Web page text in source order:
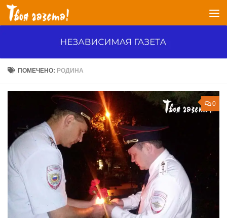
Перейти к содержимому
ПОМЕЧЕНО: РОДИНА
0